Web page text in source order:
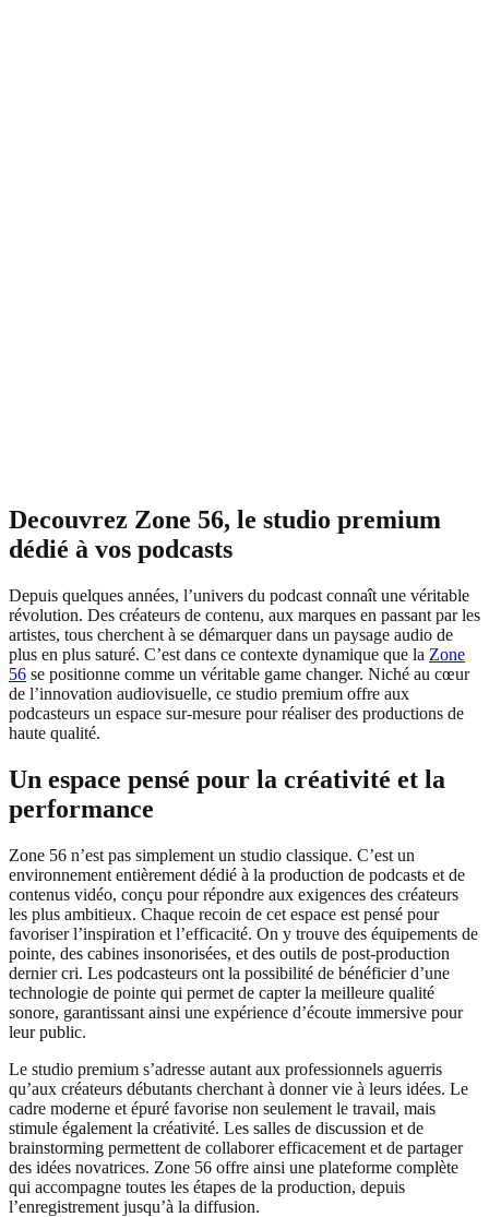
Decouvrez Zone 56, le studio premium
dédié à vos podcasts
Depuis quelques années, l’univers du podcast connaît une véritable
révolution. Des créateurs de contenu, aux marques en passant par les
artistes, tous cherchent à se démarquer dans un paysage audio de
plus en plus saturé. C’est dans ce contexte dynamique que la Zone
56 se positionne comme un véritable game changer. Niché au cœur
de l’innovation audiovisuelle, ce studio premium offre aux
podcasteurs un espace sur-mesure pour réaliser des productions de
haute qualité.
Un espace pensé pour la créativité et la
performance
Zone 56 n’est pas simplement un studio classique. C’est un
environnement entièrement dédié à la production de podcasts et de
contenus vidéo, conçu pour répondre aux exigences des créateurs
les plus ambitieux. Chaque recoin de cet espace est pensé pour
favoriser l’inspiration et l’efficacité. On y trouve des équipements de
pointe, des cabines insonorisées, et des outils de post-production
dernier cri. Les podcasteurs ont la possibilité de bénéficier d’une
technologie de pointe qui permet de capter la meilleure qualité
sonore, garantissant ainsi une expérience d’écoute immersive pour
leur public.
Le studio premium s’adresse autant aux professionnels aguerris
qu’aux créateurs débutants cherchant à donner vie à leurs idées. Le
cadre moderne et épuré favorise non seulement le travail, mais
stimule également la créativité. Les salles de discussion et de
brainstorming permettent de collaborer efficacement et de partager
des idées novatrices. Zone 56 offre ainsi une plateforme complète
qui accompagne toutes les étapes de la production, depuis
l’enregistrement jusqu’à la diffusion.